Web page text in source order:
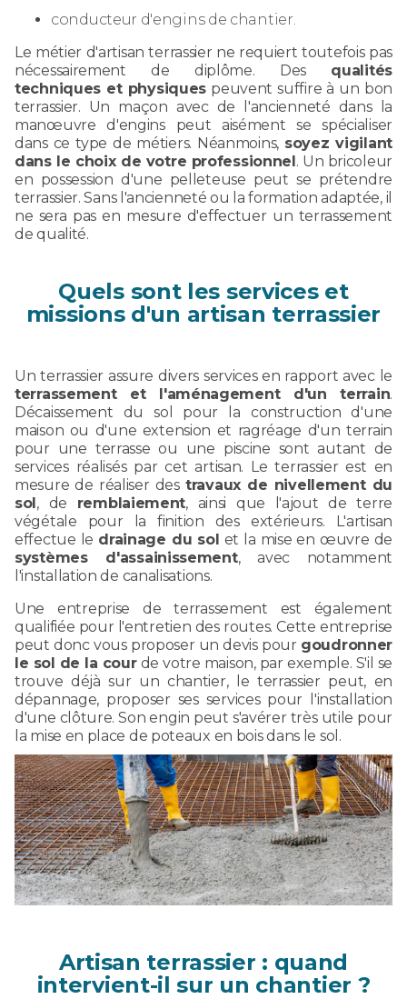
conducteur d'engins de chantier.
Le métier d'artisan terrassier ne requiert toutefois pas
nécessairement de diplôme. Des qualités
techniques et physiques peuvent suffire à un bon
terrassier. Un maçon avec de l'ancienneté dans la
manœuvre d'engins peut aisément se spécialiser
dans ce type de métiers. Néanmoins, soyez vigilant
dans le choix de votre professionnel. Un bricoleur
en possession d'une pelleteuse peut se prétendre
terrassier. Sans l'ancienneté ou la formation adaptée, il
ne sera pas en mesure d'effectuer un terrassement
de qualité.
Quels sont les services et
missions d'un artisan terrassier
Un terrassier assure divers services en rapport avec le
terrassement et l'aménagement d'un terrain.
Décaissement du sol pour la construction d'une
maison ou d'une extension et ragréage d'un terrain
pour une terrasse ou une piscine sont autant de
services réalisés par cet artisan. Le terrassier est en
mesure de réaliser destravaux de nivellement du
sol, de remblaiement, ainsi que l'ajout de terre
végétale pour la finition des extérieurs. L'artisan
effectue le drainage du sol et la mise en œuvre de
systèmes d'assainissement, avec notamment
l'installation de canalisations.
Une entreprise de terrassement est également
qualifiée pour l'entretien des routes. Cette entreprise
peut donc vous proposer un devis pour goudronner
le sol de la courde votre maison, par exemple. S'il se
trouve déjà sur un chantier, le terrassier peut, en
dépannage, proposer ses services pour l'installation
d'une clôture. Son engin peut s'avérer très utile pour
la mise en place de poteaux en bois dans le sol.
Artisan terrassier : quand
intervient-il sur un chantier ?